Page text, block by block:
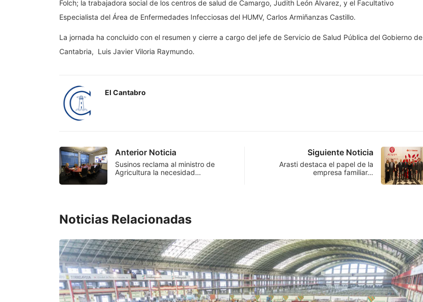
Folch; la trabajadora social de los centros de salud de Camargo, Judith León Álvarez, y el Facultativo
Especialista del Área de Enfermedades Infecciosas del HUMV, Carlos Armiñanzas Castillo.
La jornada ha concluido con el resumen y cierre a cargo del jefe de Servicio de Salud Pública del Gobierno de
Cantabria, Luis Javier Viloria Raymundo.
El Cantabro
Anterior Noticia
Susinos reclama al ministro de
Agricultura la necesidad…
Siguiente Noticia
Arasti destaca el papel de la
empresa familiar…
Noticias Relacionadas